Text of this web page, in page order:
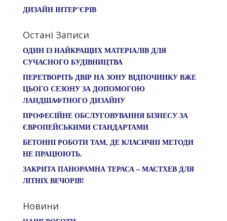
ДИЗАЙН ІНТЕР’ЄРІВ
Остані Записи
ОДИН ІЗ НАЙКРАЩИХ МАТЕРІАЛІВ ДЛЯ
СУЧАСНОГО БУДІВНИЦТВА
ПЕРЕТВОРІТЬ ДВІР НА ЗОНУ ВІДПОЧИНКУ ВЖЕ
ЦЬОГО СЕЗОНУ ЗА ДОПОМОГОЮ
ЛАНДШАФТНОГО ДИЗАЙНУ
ПРОФЕСІЙНЕ ОБСЛУГОВУВАННЯ БІЗНЕСУ ЗА
ЄВРОПЕЙСЬКИМИ СТАНДАРТАМИ
БЕТОННІ РОБОТИ ТАМ, ДЕ КЛАСИЧНІ МЕТОДИ
НЕ ПРАЦЮЮТЬ.
ЗАКРИТА ПАНОРАМНА ТЕРАСА – МАСТХЕВ ДЛЯ
ЛІТНІХ ВЕЧОРІВ!
Новини